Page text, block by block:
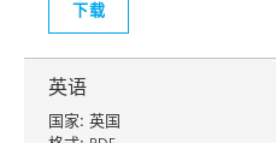
下载
英语
国家: 英国